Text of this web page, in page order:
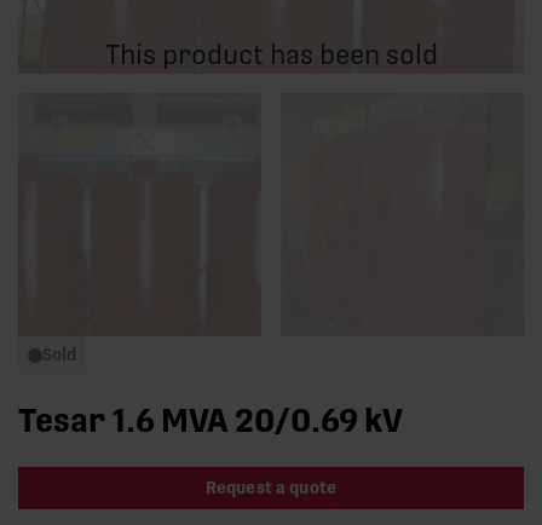
This product has been sold
Sold
Tesar 1.6 MVA 20/0.69 kV
Request a quote